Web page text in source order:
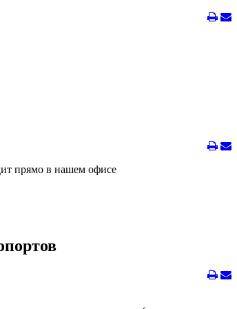
прямо в нашем офисе